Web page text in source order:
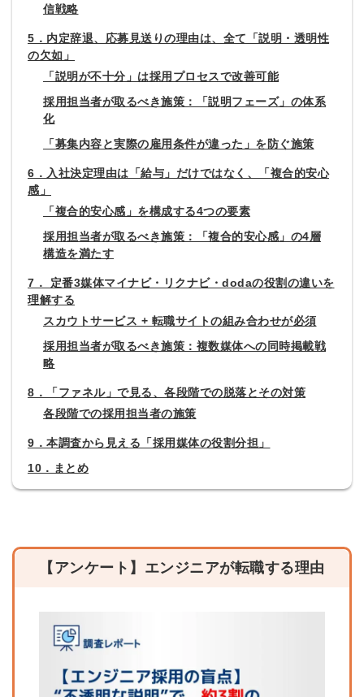
信戦略
5．内定辞退、応募見送りの理由は、全て「説明・透明性
の欠如」
「説明が不十分」は採用プロセスで改善可能
採用担当者が取るべき施策：「説明フェーズ」の体系
化
「募集内容と実際の雇用条件が違った」を防ぐ施策
6．入社決定理由は「給与」だけではなく、「複合的安心
感」
「複合的安心感」を構成する4つの要素
採用担当者が取るべき施策：「複合的安心感」の4層
構造を満たす
7． 定番3媒体マイナビ・リクナビ・dodaの役割の違いを
理解する
スカウトサービス + 転職サイトの組み合わせが必須
採用担当者が取るべき施策：複数媒体への同時掲載戦
略
8．「ファネル」で見る、各段階での脱落とその対策
各段階での採用担当者の施策
9．本調査から見える「採用媒体の役割分担」
10．まとめ
【アンケート】エンジニアが転職する理由